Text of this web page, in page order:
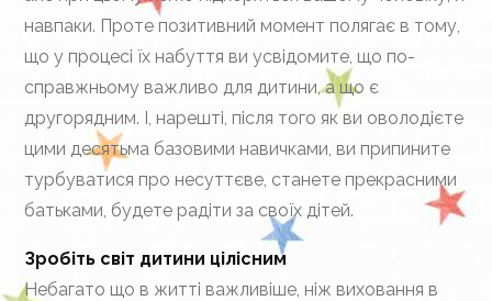
навпаки. Проте позитивний момент полягає в тому,
що у процесі їх набуття ви усвідомите, що по-
справжньому важливо для дитини, а що є
другорядним. І, нарешті, після того як ви оволодієте
цими десятьма базовими навичками, ви припините
турбуватися про несуттєве, станете прекрасними
батьками, будете радіти за своїх дітей.
Зробіть світ дитини цілісним
Небагато що в житті важливіше, ніж виховання в